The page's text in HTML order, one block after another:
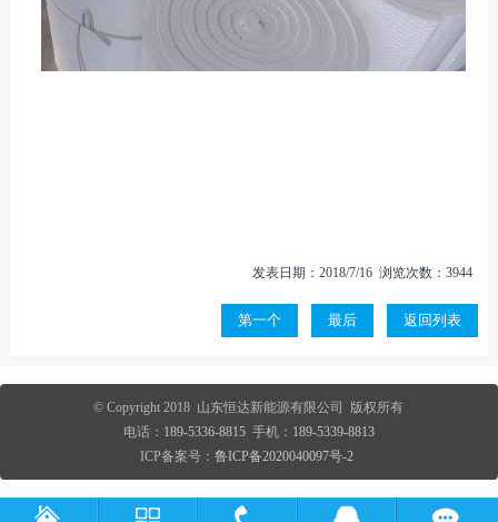
发表日期：2018/7/16 浏览次数：3944
第一个 最后 返回列表
© Copyright 2018 山东恒达新能源有限公司 版权所有
电话： 189-5336-8815手机： 189-5339-8813
ICP备案号：鲁ICP备2020040097号-2